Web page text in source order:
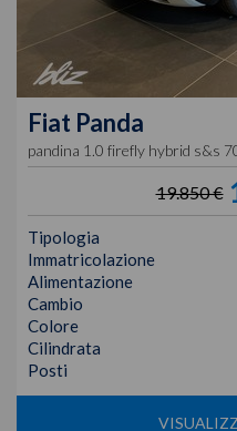
Fiat Panda
pandina 1.0 firefly hybrid s&s
19.850 €
Tipologia
Immatricolazione
Alimentazione
Cambio
Colore
Cilindrata
Posti